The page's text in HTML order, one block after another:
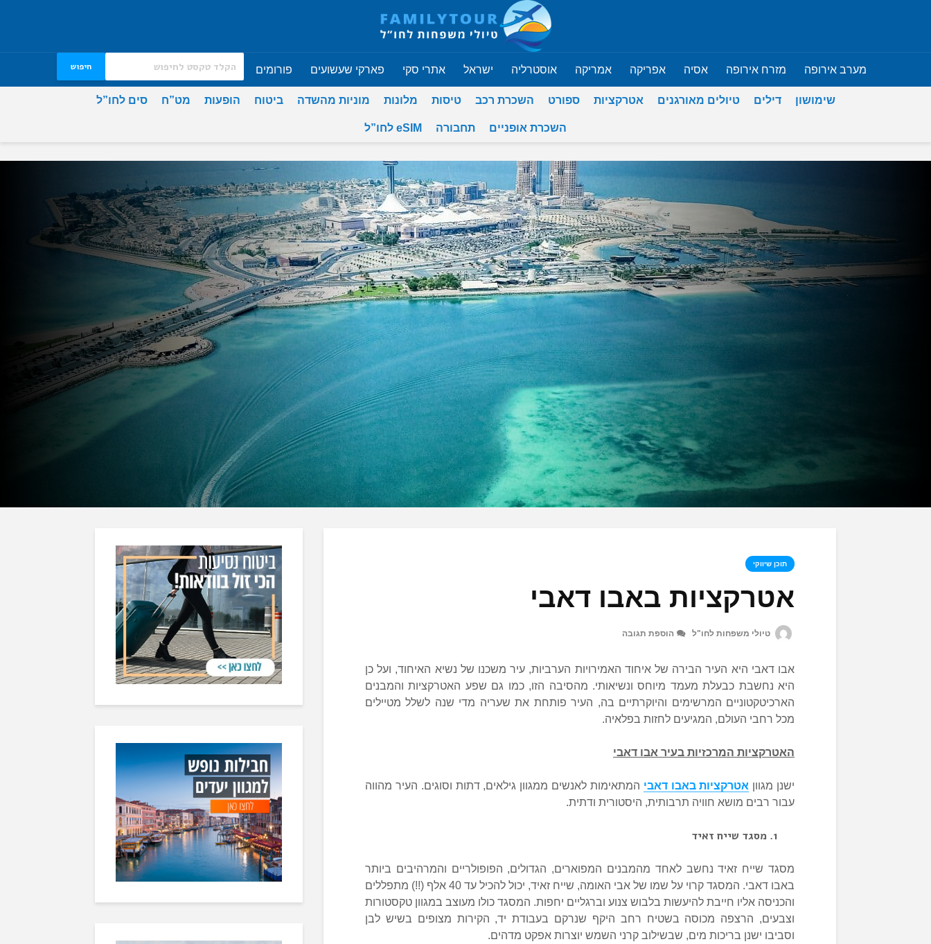
מערב אירופה מזרח אירופה אסיה אפריקה אמריקה אוסטרליה ישראל אתרי סקי פארקי שעשועים פורומים חיפוש
שימושון דילים טיולים מאורגנים אטרקציות ספורט השכרת רכב טיסות מלונות מוניות מהשדה ביטוח הופעות מט”ח סים לחו”ל
השכרת אופניים תחבורה eSIM לחו”ל
תוכן שיווקי
אטרקציות באבו דאבי
טיולי משפחות לחו"ל הוספת תגובה
אבו דאבי היא העיר הבירה של איחוד האמירויות הערביות, עיר משכנו של נשיא האיחוד, ועל כן
היא נחשבת כבעלת מעמד מיוחס ונשיאותי. מהסיבה הזו, כמו גם שפע האטרקציות והמבנים
הארכיטקטוניים המרשימים והיוקרתיים בה, העיר פותחת את שעריה מדי שנה לשלל מטיילים
מכל רחבי העולם, המגיעים לחזות בפלאיה.
האטרקציות המרכזיות בעיר אבו דאבי
ישנן מגוון אטרקציות באבו דאבי המתאימות לאנשים ממגוון גילאים, דתות וסוגים. העיר מהווה
עבור רבים מושא חוויה תרבותית, היסטורית ודתית.
מסגד שייח זאיד
מסגד שייח זאיד נחשב לאחד מהמבנים המפוארים, הגדולים, הפופולריים והמרהיבים ביותר
באבו דאבי. המסגד קרוי על שמו של אבי האומה, שייח זאיד, יכול להכיל עד 40 אלף (!!) מתפללים
והכניסה אליו חייבת להיעשות בלבוש צנוע וברגליים יחפות. המסגד כולו מעוצב במגוון טקסטורות
וצבעים, הרצפה מכוסה בשטיח רחב היקף שנרקם בעבודת יד, הקירות מצופים בשיש לבן
וסביבו ישנן בריכות מים, שבשילוב קרני השמש יוצרות אפקט מדהים.